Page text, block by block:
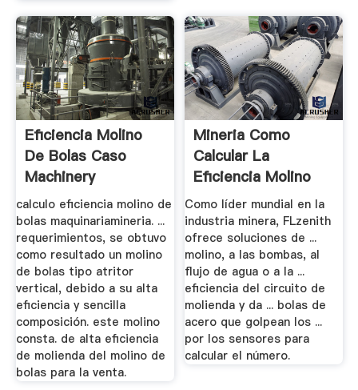
Eficiencia Molino
De Bolas Caso
Machinery
calculo eficiencia molino de
bolas maquinariamineria. ...
requerimientos, se obtuvo
como resultado un molino
de bolas tipo atritor
vertical, debido a su alta
eficiencia y sencilla
composición. este molino
consta. de alta eficiencia
de molienda del molino de
bolas para la venta.
Mineria Como
Calcular La
Eficiencia Molino
De Bolas
Como líder mundial en la
industria minera, FLzenith
ofrece soluciones de ...
molino, a las bombas, al
flujo de agua o a la ...
eficiencia del circuito de
molienda y da ... bolas de
acero que golpean los ...
por los sensores para
calcular el número.